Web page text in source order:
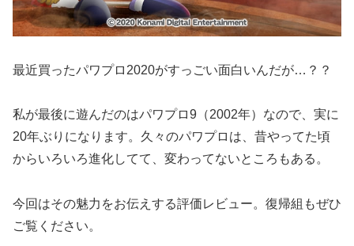
最近買ったパワプロ2020がすっごい面白いんだが…？？
私が最後に遊んだのはパワプロ9（2002年）なので、実に
20年ぶりになります。久々のパワプロは、昔やってた頃
からいろいろ進化してて、変わってないところもある。
今回はその魅力をお伝えする評価レビュー。復帰組もぜひ
ご覧ください。